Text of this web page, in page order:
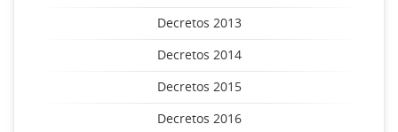
Decretos 2013
Decretos 2014
Decretos 2015
Decretos 2016